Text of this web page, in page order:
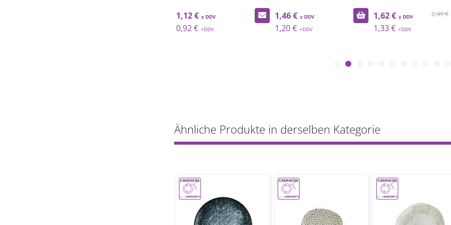
1,12 €
0,92 €
1,46 €
1,20 €
2,49 €
1,62 €
1,33 €
Ähnliche Produkte in derselben Kategorie